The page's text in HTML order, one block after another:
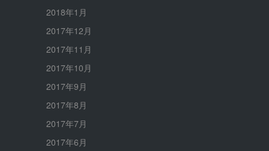
2018年1月
2017年12月
2017年11月
2017年10月
2017年9月
2017年8月
2017年7月
2017年6月